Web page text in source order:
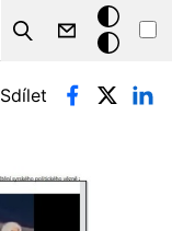
Search
Tmavý
režim
Sdílet